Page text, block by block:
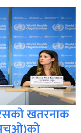
खतरनाक